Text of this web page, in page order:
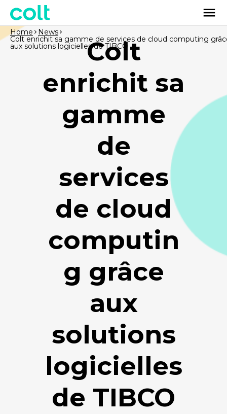
Colt
enrichit sa
gamme
de
services
de cloud
computin
g grâce
aux
solutions
logicielles
de TIBCO
Home News
Colt enrichit sa gamme de services de cloud computing
aux solutions logicielles de TIBCO